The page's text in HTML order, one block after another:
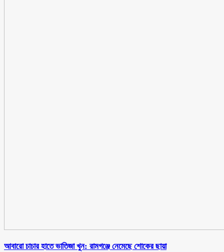
আবারো চাচার হাতে ভাতিজা খুন: রামগঞ্জে নেমেছে শোকের ছায়া